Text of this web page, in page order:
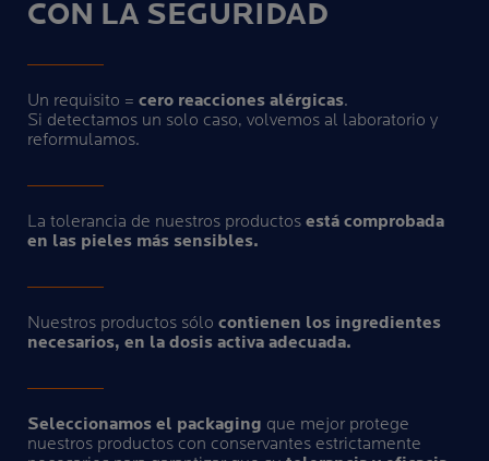
CON LA SEGURIDAD
Un requisito = cero reacciones alérgicas.
Si detectamos un solo caso, volvemos al laboratorio y
reformulamos.
La tolerancia de nuestros productos está comprobada
en las pieles más sensibles.
Nuestros productos sólo contienen los ingredientes
necesarios, en la dosis activa adecuada.
Seleccionamos el packaging que mejor protege
nuestros productos con conservantes estrictamente